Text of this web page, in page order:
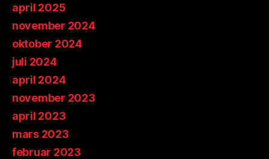
april 2025
november 2024
oktober 2024
juli 2024
april 2024
november 2023
april 2023
mars 2023
februar 2023